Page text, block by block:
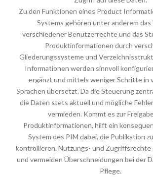
Zu den Funktionen eines Product
Systems gehören unter anderem
verschiedener Benutzerrechte und das
Produktinformationen durch
Gliederungssysteme und
Informationen werden sinnvoll
ergänzt und mittels weniger Schritte in
Sprachen übersetzt. Da die Steuerung
die Daten stets aktuell und mögliche
vermieden. Kommt es zur
Produktinformationen, hilft ein
System des PIM dabei, die Publikation
kontrollieren. Nutzungs- und Zugriffsrechte
und vermeiden Überschneidungen bei der
Pflege.